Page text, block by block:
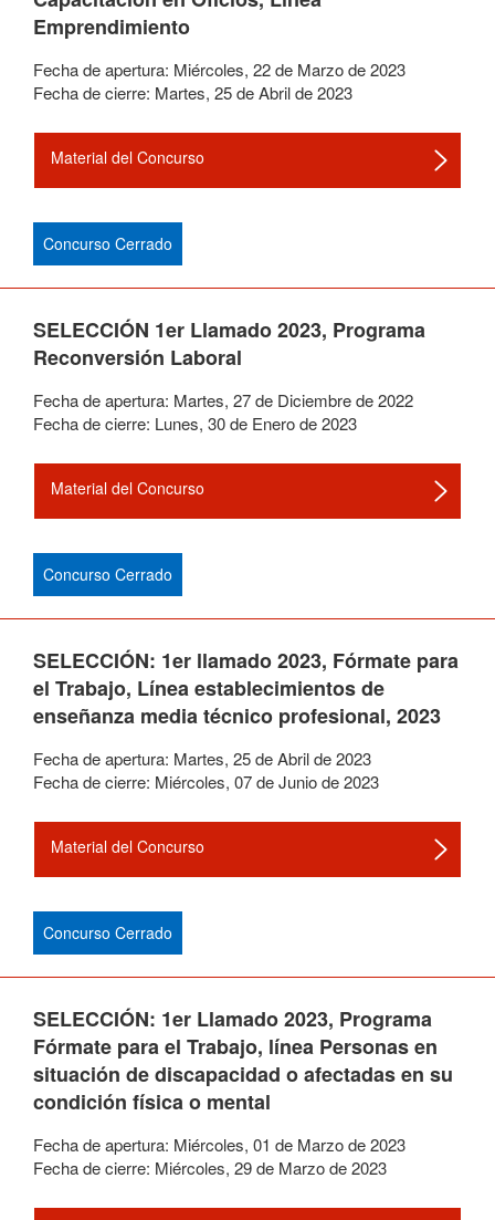
Emprendimiento
Fecha de apertura: Miércoles, 22de Marzode2023
Fecha de cierre: Martes, 25deAbrilde2023
Material del Concurso
Concurso Cerrado
SELECCIÓN 1er Llamado 2023, Programa
Reconversión Laboral
Fecha de apertura: Martes, 27de Diciembrede2022
Fecha de cierre: Lunes, 30de Enerode2023
Material del Concurso
Concurso Cerrado
SELECCIÓN: 1er llamado 2023, Fórmate para
el Trabajo, Línea establecimientos de
enseñanza media técnico profesional, 2023
Fecha de apertura: Martes, 25deAbrilde2023
Fecha de cierre: Miércoles, 07deJuniode2023
Material del Concurso
Concurso Cerrado
SELECCIÓN: 1er Llamado 2023, Programa
Fórmate para el Trabajo, línea Personas en
situación de discapacidad o afectadas en su
condición física o mental
Fecha de apertura: Miércoles, 01 de Marzode2023
Fecha de cierre: Miércoles, 29de Marzode2023